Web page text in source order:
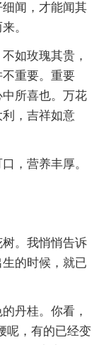
闻，才能闻其
。
如玫瑰其贵，
重要。重要
所喜也。万花
，吉祥如意
，营养丰厚。
。我悄悄告诉
的时候，就已
丹桂。你看，
呢，有的已经变